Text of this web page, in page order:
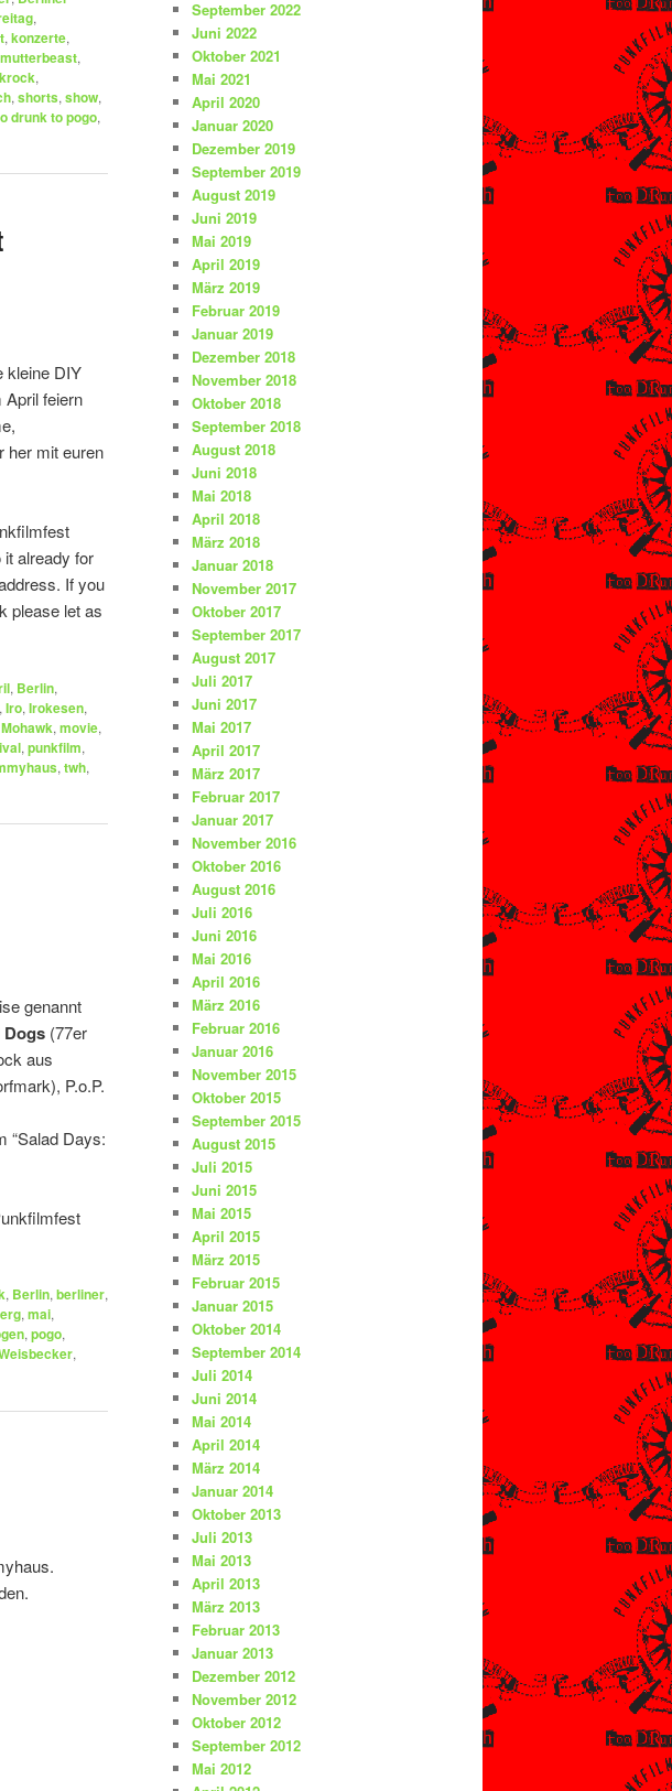
,
, konzerte,
mutterbeast,
,
, shorts, show,
drunk to pogo,
kleine DIY
April feiern
her mit euren
it already for
If you
please let as
, Berlin,
, Iro, Irokesen,
Mohawk, movie,
, punkfilm,
, twh,
genannt
Dogs (77er
aus
P.o.P.
“Salad Days:
, Berlin,berliner,
,mai,
,pogo,
,
September 2022
Juni 2022
Oktober 2021
Mai 2021
April 2020
Januar 2020
Dezember 2019
September 2019
August 2019
Juni 2019
Mai 2019
April 2019
März 2019
Februar 2019
Januar 2019
Dezember 2018
November 2018
Oktober 2018
September 2018
August 2018
Juni 2018
Mai 2018
April 2018
März 2018
Januar 2018
November 2017
Oktober 2017
September 2017
August 2017
Juli 2017
Juni 2017
Mai 2017
April 2017
März 2017
Februar 2017
Januar 2017
November 2016
Oktober 2016
August 2016
Juli 2016
Juni 2016
Mai 2016
April 2016
März 2016
Februar 2016
Januar 2016
November 2015
Oktober 2015
September 2015
August 2015
Juli 2015
Juni 2015
Mai 2015
April 2015
März 2015
Februar 2015
Januar 2015
Oktober 2014
September 2014
Juli 2014
Juni 2014
Mai 2014
April 2014
März 2014
Januar 2014
Oktober 2013
Juli 2013
Mai 2013
April 2013
März 2013
Februar 2013
Januar 2013
Dezember 2012
November 2012
Oktober 2012
September 2012
Mai 2012